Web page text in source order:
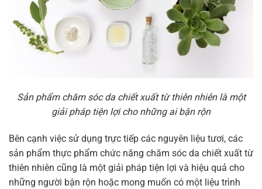
Sản phẩm chăm sóc da chiết xuất từ thiên nhiên là một
giải pháp tiện lợi cho những ai bận rộn
Bên cạnh việc sử dụng trực tiếp các nguyên liệu tươi, các
sản phẩm thực phẩm chức năng chăm sóc da chiết xuất từ
thiên nhiên cũng là một giải pháp tiện lợi và hiệu quả cho
những người bận rộn hoặc mong muốn có một liệu trình